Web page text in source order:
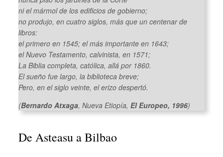
ni el mármol de los edificios de gobierno;
no produjo, en cuatro siglos, más que un centenar de
libros:
el primero en 1545; el más importante en 1643;
el Nuevo Testamento, calvinista, en 1571;
La Biblia completa, católica, allá por 1860.
El sueño fue largo, la biblioteca breve;
Pero, en el siglo veinte, el erizo despertó.
(Bernardo Atxaga, Nueva Etiopía, El Europeo, 1996)
De Asteasu a Bilbao